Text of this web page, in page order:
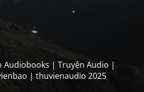
Audiobooks | Truyện Audio |
| thuvienaudio 2025